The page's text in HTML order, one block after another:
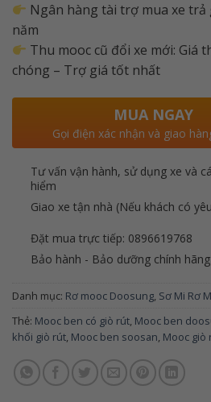
Ngân hàng tài trợ mua xe trả
năm
Thu mooc cũ đổi xe mới: Giá
chóng – Trợ giá tốt nhất
Tư vấn vận hành, sử dụng xe và
hiểm
Giao xe tận nhà (Nếu khách có
Đặt mua trực tiếp: 0896619768
Bảo hành - Bảo dưỡng chính hãng
MUA NGAY
Gọi điện xác nhận và giao
Danh mục: Rơ mooc Doosung, Sơ Mi Rơ
Thẻ: Mooc ben có giò rút, Mooc ben
khối giò rút, Mooc ben soosan, Mooc giò